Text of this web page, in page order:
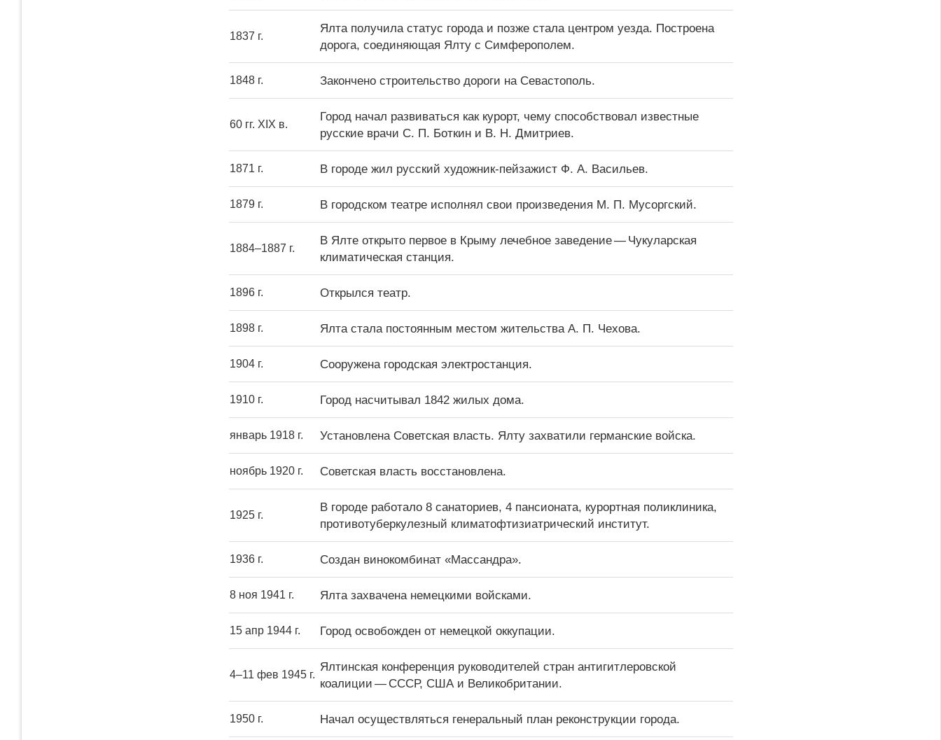
1837 г.
Ялта получила статус города и позже стала центром уезда. Построена
дорога, соединяющая Ялту с Симферополем.
1848 г. Закончено строительство дороги на Севастополь.
60 гг. XIX в.
Город начал развиваться как курорт, чему способствовал известные
русские врачи С. П. Боткин и В. Н. Дмитриев.
1871 г. В городе жил русский художник-пейзажист Ф. А. Васильев.
1879 г. В городском театре исполнял свои произведения М. П. Мусоргский.
1884–1887 г.
В Ялте открыто первое в Крыму лечебное заведение — Чукуларская
климатическая станция.
1896 г. Открылся театр.
1898 г. Ялта стала постоянным местом жительства А. П. Чехова.
1904 г. Сооружена городская электростанция.
1910 г. Город насчитывал 1842 жилых дома.
январь 1918 г. Установлена Советская власть. Ялту захватили германские войска.
ноябрь 1920 г. Советская власть восстановлена.
1925 г.
В городе работало 8 санаториев, 4 пансионата, курортная поликлиника,
противотуберкулезный климатофтизиатрический институт.
1936 г. Создан винокомбинат «Массандра».
8 ноя 1941 г. Ялта захвачена немецкими войсками.
15 апр 1944 г. Город освобожден от немецкой оккупации.
4–11 фев 1945 г.
Ялтинская конференция руководителей стран антигитлеровской
коалиции — СССР, США и Великобритании.
1950 г. Начал осуществляться генеральный план реконструкции города.